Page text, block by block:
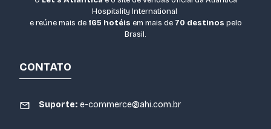
Hospitality International
e reúne mais de 165 hotéis em mais de 70 destinos pelo
Brasil.
CONTATO
Suporte: e-commerce@ahi.com.br